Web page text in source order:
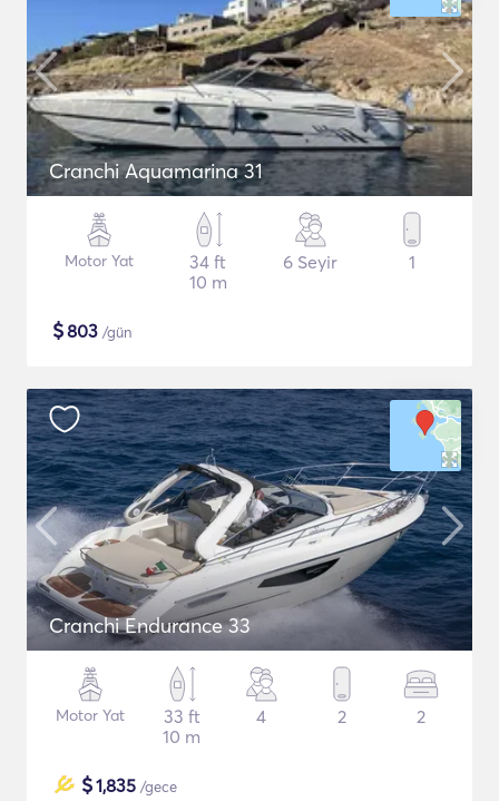
Cranchi Aquamarina 31
Motor Yat
34 ft
10 m
6 Seyir 1
$803 /gün
Cranchi Endurance 33
Motor Yat
33 ft
10 m
4 2 2
$1,835 /gece